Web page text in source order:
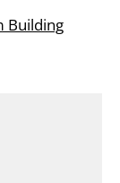
Building